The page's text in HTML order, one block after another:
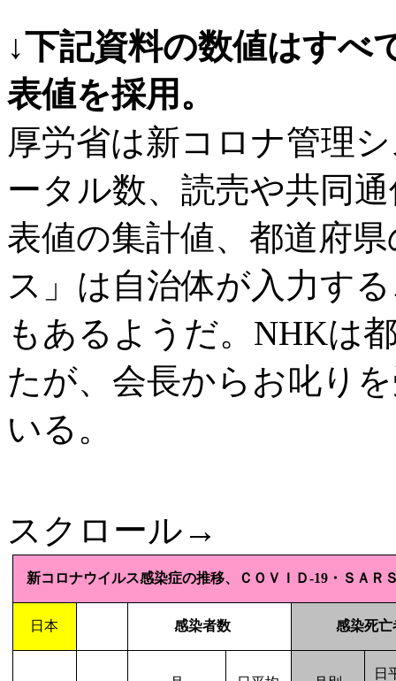
↓下記資料の数値はすべ
表値を採用。
厚労省は新コロナ管理
ータル数、読売や共同
表値の集計値、都道府
ス」は自治体が入力す
もあるようだ。NHKは
たが、会長からお叱り
いる。
スクロール→
新コロナウイルス感染症の推移、ＣＯＶＩＤ-19 ・ＳＡＲ
日本 感染者数 感染死
日